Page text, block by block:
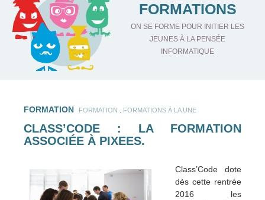
FORMATIONS
ON SE FORME POUR INITIER LES
JEUNES À LA PENSÉE
INFORMATIQUE
FORMATION FORMATION FORMATIONS À LA UNE
CLASS’CODE : LA FORMATION
ASSOCIÉE À PIXEES.
Class’Code dote
dès cette rentrée
2016 les